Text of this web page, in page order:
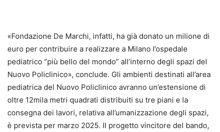
«Fondazione De Marchi, infatti, ha già donato un milione di
euro per contribuire a realizzare a Milano l’ospedale
pediatrico “più bello del mondo” all’interno degli spazi del
Nuovo Policlinico», conclude. Gli ambienti destinati all’area
pediatrica del Nuovo Policlinico avranno un’estensione di
oltre 12mila metri quadrati distribuiti su tre piani e la
consegna dei lavori, relativa all’umanizzazione degli spazi,
è prevista per marzo 2025. Il progetto vincitore del bando,